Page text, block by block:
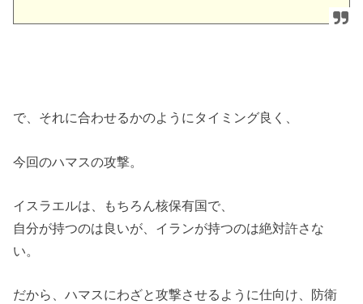
で、それに合わせるかのようにタイミング良く、
今回のハマスの攻撃。
イスラエルは、もちろん核保有国で、
自分が持つのは良いが、イランが持つのは絶対許さな
い。
だから、ハマスにわざと攻撃させるように仕向け、防衛